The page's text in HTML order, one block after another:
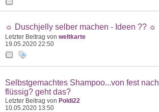
☼ Duschjelly selber machen - Ideen ?? ☼
Letzter Beitrag von weltkarte
19.05.2020 22:50
Selbstgemachtes Shampoo...von fest nach
flüssig? geht das?
Letzter Beitrag von Poldi22
10.05.2020 13:50